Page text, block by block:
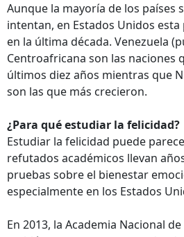
Aunque la mayoría de los países
intentan, en Estados Unidos
en la última década. Venezuela
Centroafricana son las naciones
últimos diez años mientras que
son las que más crecieron.
¿Para qué estudiar la felicidad?
Estudiar la felicidad puede
refutados académicos llevan
pruebas sobre el bienestar
especialmente en los Estados
En 2013, la Academia Nacional